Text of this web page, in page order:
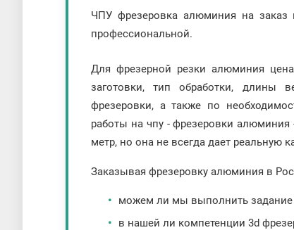
ЧПУ фрезеровка алюминия на заказ
профессиональной.
Для фрезерной резки алюминия
заготовки, тип обработки, длины
фрезеровки, а также по
работы на чпу - фрезеровки
метр, но она не всегда дает реальную
Заказывая фрезеровку алюминия в
можем ли мы выполнить задание
в нашей ли компетенции 3d